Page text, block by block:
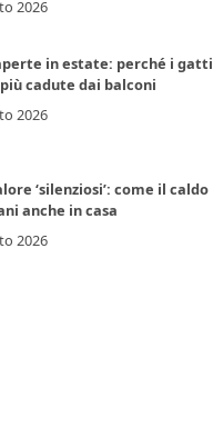
2026
in estate: perché i gatti
cadute dai balconi
2026
‘silenziosi’: come il caldo
anche in casa
2026